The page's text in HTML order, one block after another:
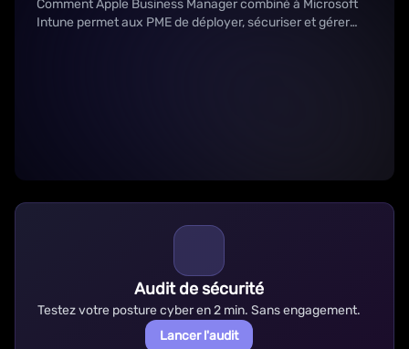
entreprise
Comment Apple Business Manager combiné à Microsoft
Intune permet aux PME de déployer, sécuriser et gérer
Audit de sécurité
Testez votre posture cyber en 2 min. Sans engagement.
Lancer l'audit